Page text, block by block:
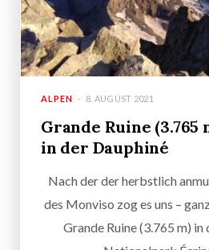
ALPEN 8. AUGUST 2021
Grande Ruine (3.765
in der Dauphiné
Nach der der herbstlich
des Monviso zog es uns –
Grande Ruine (3.765 m) in